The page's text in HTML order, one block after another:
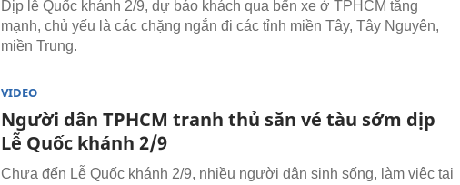
Dịp lễ Quốc khánh 2/9, dự báo khách qua bến xe ở TPHCM tăng
mạnh, chủ yếu là các chặng ngắn đi các tỉnh miền Tây, Tây Nguyên,
miền Trung.
VIDEO
Người dân TPHCM tranh thủ săn vé tàu sớm dịp
Lễ Quốc khánh 2/9
Chưa đến Lễ Quốc khánh 2/9, nhiều người dân sinh sống, làm việc tại